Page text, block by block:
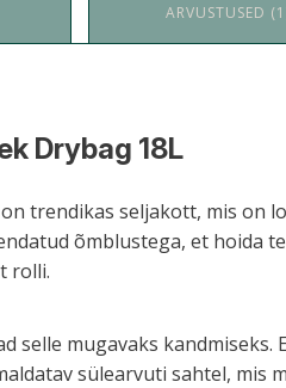
ARVUSTUSED
Drybag 18L
trendikas seljakott, mis on
õmblustega, et hoida
rolli.
selle mugavaks
sülearvuti sahtel, mis